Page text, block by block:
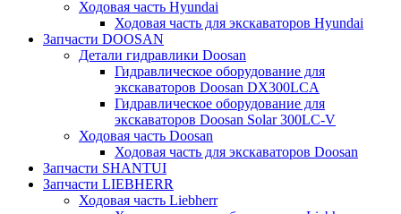
Ходовая часть Hyundai
Ходовая часть для экскаваторов Hyundai
Запчасти DOOSAN
Детали гидравлики Doosan
Гидравлическое оборудование для
экскаваторов Doosan DX300LCA
Гидравлическое оборудование для
экскаваторов Doosan Solar 300LC-V
Ходовая часть Doosan
Ходовая часть для экскаваторов Doosan
Запчасти SHANTUI
Запчасти LIEBHERR
Ходовая часть Liebherr